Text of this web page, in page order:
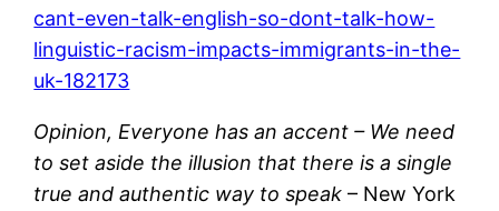
cant-even-talk-english-so-dont-talk-how-
linguistic-racism-impacts-immigrants-in-the-
uk-182173
Opinion, Everyone has an accent – We need
to set aside the illusion that there is a single
true and authentic way to speak – New York